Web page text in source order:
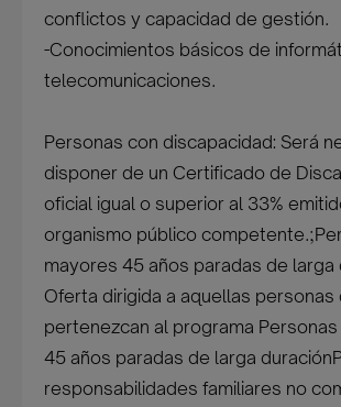
conflictos y capacidad de gestión.
-Conocimientos básicos de
telecomunicaciones.
Personas con discapacidad: Será
disponer de un Certificado de
oficial igual o superior al 33%
organismo público
mayores 45 años paradas de larga
Oferta dirigida a aquellas personas
pertenezcan al programa
45 años paradas de larga
responsabilidades familiares no